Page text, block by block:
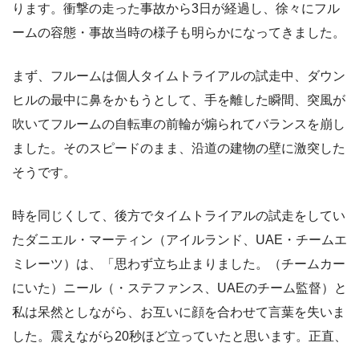
ります。衝撃の走った事故から3日が経過し、徐々にフル
ームの容態・事故当時の様子も明らかになってきました。
まず、フルームは個人タイムトライアルの試走中、ダウン
ヒルの最中に鼻をかもうとして、手を離した瞬間、突風が
吹いてフルームの自転車の前輪が煽られてバランスを崩し
ました。そのスピードのまま、沿道の建物の壁に激突した
そうです。
時を同じくして、後方でタイムトライアルの試走をしてい
たダニエル・マーティン（アイルランド、UAE・チームエ
ミレーツ）は、「思わず立ち止まりました。（チームカー
にいた）ニール（・ステファンス、UAEのチーム監督）と
私は呆然としながら、お互いに顔を合わせて言葉を失いま
した。震えながら20秒ほど立っていたと思います。正直、